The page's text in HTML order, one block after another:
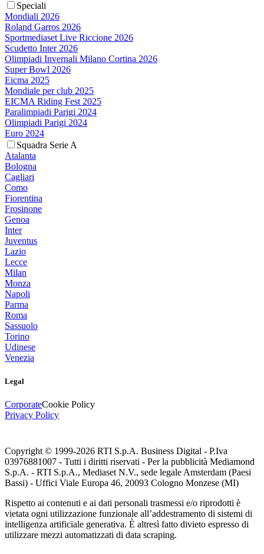
Speciali
Mondiali 2026
Roland Garros 2026
Sportmediaset Live Riccione 2026
Scudetto Inter 2026
Olimpiadi Invernali Milano Cortina 2026
Super Bowl 2026
Eicma 2025
Mondiale per club 2025
EICMA Riding Fest 2025
Paralimpiadi Parigi 2024
Olimpiadi Parigi 2024
Euro 2024
Squadra Serie A
Atalanta
Bologna
Cagliari
Como
Fiorentina
Frosinone
Genoa
Inter
Juventus
Lazio
Lecce
Milan
Monza
Napoli
Parma
Roma
Sassuolo
Torino
Udinese
Venezia
Legal
CorporateCookie Policy
Privacy Policy
Copyright © 1999-2026 RTI S.p.A. Business Digital - P.Iva
03976881007 - Tutti i diritti riservati - Per la pubblicità Mediamond
S.p.A. - RTI S.p.A., Mediaset N.V., sede legale Amsterdam (Paesi
Bassi) - Uffici Viale Europa 46, 20093 Cologno Monzese (MI)
Rispetto ai contenuti e ai dati personali trasmessi e/o riprodotti è
vietata ogni utilizzazione funzionale all’addestramento di sistemi di
intelligenza artificiale generativa. È altresì fatto divieto espresso di
utilizzare mezzi automatizzati di data scraping.